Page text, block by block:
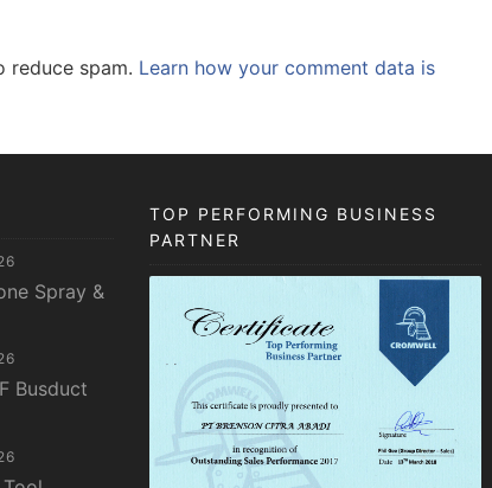
reduce spam. Learn how your comment data is
Spray &
Busduct
TOP PERFORMING BUSINESS
PARTNER